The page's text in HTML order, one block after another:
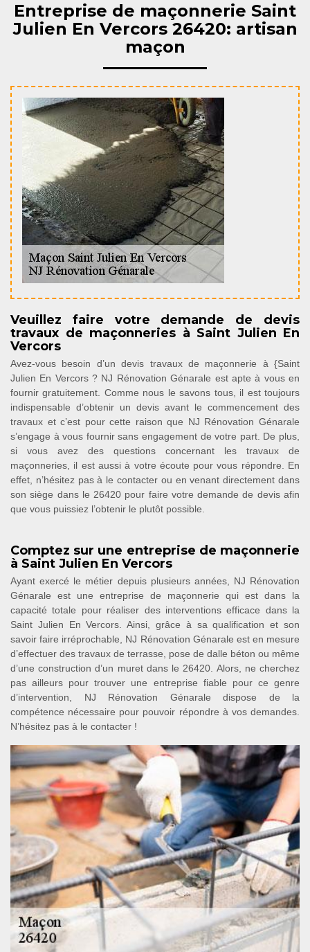
Entreprise de maçonnerie Saint
Julien En Vercors 26420: artisan
maçon
Veuillez faire votre demande de devis
travaux de maçonneries à Saint Julien En
Vercors
Avez-vous besoin d’un devis travaux de maçonnerie à {Saint
Julien En Vercors ? NJ Rénovation Génarale est apte à vous en
fournir gratuitement. Comme nous le savons tous, il est toujours
indispensable d’obtenir un devis avant le commencement des
travaux et c’est pour cette raison que NJ Rénovation Génarale
s’engage à vous fournir sans engagement de votre part. De plus,
si vous avez des questions concernant les travaux de
maçonneries, il est aussi à votre écoute pour vous répondre. En
effet, n’hésitez pas à le contacter ou en venant directement dans
son siège dans le 26420 pour faire votre demande de devis afin
que vous puissiez l’obtenir le plutôt possible.
Comptez sur une entreprise de maçonnerie
à Saint Julien En Vercors
Ayant exercé le métier depuis plusieurs années, NJ Rénovation
Génarale est une entreprise de maçonnerie qui est dans la
capacité totale pour réaliser des interventions efficace dans la
Saint Julien En Vercors. Ainsi, grâce à sa qualification et son
savoir faire irréprochable, NJ Rénovation Génarale est en mesure
d’effectuer des travaux de terrasse, pose de dalle béton ou même
d’une construction d’un muret dans le 26420. Alors, ne cherchez
pas ailleurs pour trouver une entreprise fiable pour ce genre
d’intervention, NJ Rénovation Génarale dispose de la
compétence nécessaire pour pouvoir répondre à vos demandes.
N’hésitez pas à le contacter !